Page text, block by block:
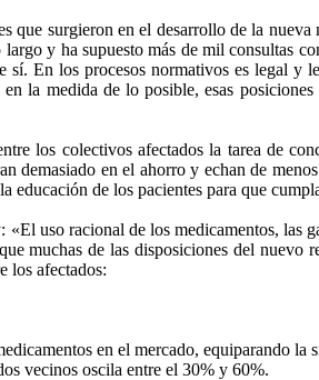
que surgieron en el desarrollo de la
y ha supuesto más de mil consultas
En los procesos normativos es legal y
la medida de lo posible, esas
los colectivos afectados la tarea de
demasiado en el ahorro y echan de
de los pacientes para que
uso racional de los medicamentos, las
muchas de las disposiciones del nuevo
los afectados:
en el mercado, equiparando la
vecinos oscila entre el 30% y 60%.